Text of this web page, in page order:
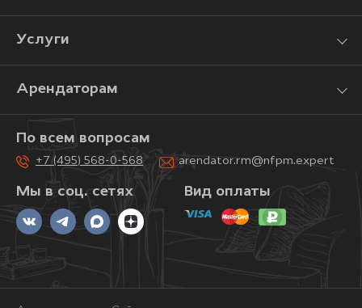
Услуги
Арендаторам
Мы в соц. сетях
По всем вопросам
+7 (495) 568-0-568 arendator.rm@nfpm.expert
Вид оплаты